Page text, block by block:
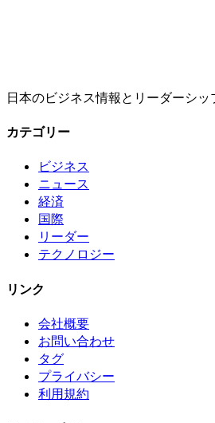
日本のビジネス情報とリーダーシッ
カテゴリー
ビジネス
ニュース
経済
国際
リーダー
テクノロジー
リンク
会社概要
お問い合わせ
タグ
プライバシー
利用規約